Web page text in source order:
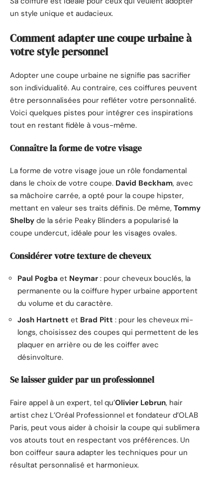
un style unique et audacieux.
Comment adapter une coupe urbaine à
votre style personnel
Adopter une coupe urbaine ne signifie pas sacrifier
son individualité. Au contraire, ces coiffures peuvent
être personnalisées pour refléter votre personnalité.
Voici quelques pistes pour intégrer ces inspirations
tout en restant fidèle à vous-même.
Connaître la forme de votre visage
La forme de votre visage joue un rôle fondamental
dans le choix de votre coupe. David Beckham, avec
sa mâchoire carrée, a opté pour la coupe hipster,
mettant en valeur ses traits définis. De même, Tommy
Shelby de la série Peaky Blinders a popularisé la
coupe undercut, idéale pour les visages ovales.
Considérer votre texture de cheveux
Paul Pogba et Neymar : pour cheveux bouclés, la
permanente ou la coiffure hyper urbaine apportent
du volume et du caractère.
Josh Hartnett et Brad Pitt : pour les cheveux mi-
longs, choisissez des coupes qui permettent de les
plaquer en arrière ou de les coiffer avec
désinvolture.
Se laisser guider par un professionnel
Faire appel à un expert, tel qu’Olivier Lebrun, hair
artist chez L’Oréal Professionnel et fondateur d’OLAB
Paris, peut vous aider à choisir la coupe qui sublimera
vos atouts tout en respectant vos préférences. Un
bon coiffeur saura adapter les techniques pour un
résultat personnalisé et harmonieux.